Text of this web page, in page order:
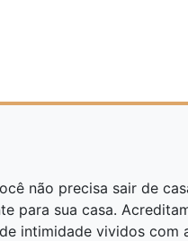
não precisa sair de
para sua casa.
intimidade vividos com